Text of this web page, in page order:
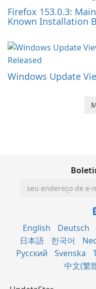
Firefox 153.0.3:
Known Installation
Windows Update
English Deutsch
日本語
한국어
Русский
Svenska
中文(繁